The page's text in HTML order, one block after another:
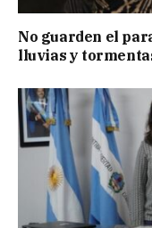
No guarden el
lluvias y